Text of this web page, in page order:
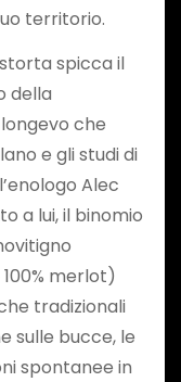
territorio.
spicca il
della
che
e gli studi di
Alec
a lui, il binomio
merlot)
tradizionali
sulle bucce, le
spontanee in